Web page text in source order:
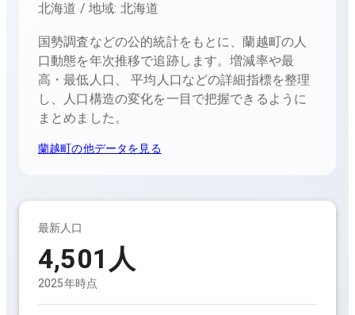
北海道 / 地域: 北海道
国勢調査などの公的統計をもとに、蘭越町の人
口動態を年次推移で追跡します。増減率や最
高・最低人口、 平均人口などの詳細指標を整理
し、人口構造の変化を一目で把握できるように
まとめました。
蘭越町の他データを見る
最新人口
4,501 人
2025年時点